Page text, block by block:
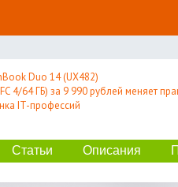
Duo 14 (UX482)
4/64 ГБ) за 9 990 рублей меняет
IT-профессий
Статьи Описания